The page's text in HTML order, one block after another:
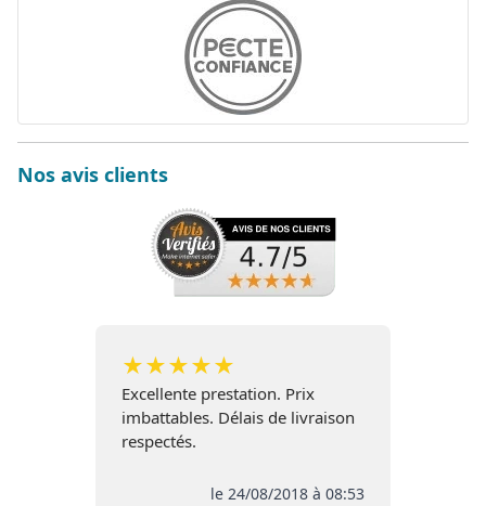
Nos avis clients
★★★★★
Excellente prestation. Prix
imbattables. Délais de livraison
respectés.
le 24/08/2018 à 08:53